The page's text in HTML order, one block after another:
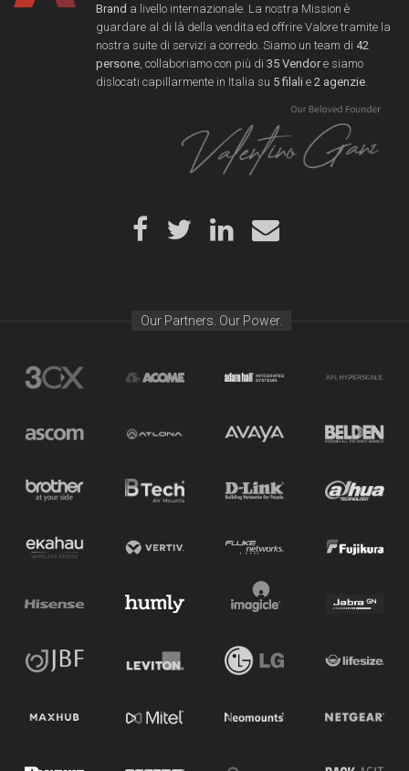
Brand a livello internazionale. La nostra Mission è
guardare al di là della vendita ed offrire Valore tramite la
nostra suite di servizi a corredo. Siamo un team di 42
persone , collaboriamo con più di 35 Vendore siamo
dislocati capillarmente in Italia su 5 filali e 2 agenzie